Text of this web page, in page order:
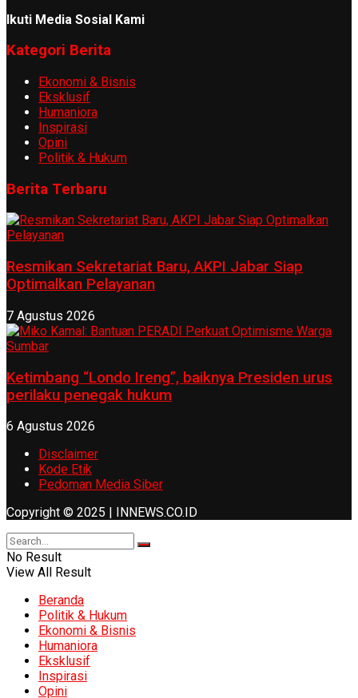
Ikuti Media Sosial Kami
Kategori Berita
Ekonomi & Bisnis
Eksklusif
Humaniora
Inspirasi
Opini
Politik & Hukum
Berita Terbaru
Resmikan Sekretariat Baru, AKPI Jabar Siap
Optimalkan Pelayanan
7 Agustus 2026
Ketimbang “Londo Ireng”, baiknya Presiden urus
perilaku penegak hukum
6 Agustus 2026
Disclaimer
Kode Etik
Pedoman Media Siber
Copyright © 2025 | INNEWS.CO.ID
No Result
View All Result
Beranda
Politik & Hukum
Ekonomi & Bisnis
Humaniora
Eksklusif
Inspirasi
Opini